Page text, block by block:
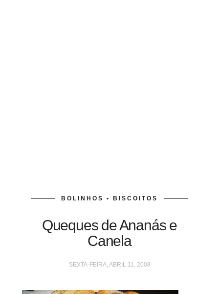
BOLINHOS • BISCOITOS
Queques de Ananás e
Canela
SEXTA-FEIRA, ABRIL 11, 2008